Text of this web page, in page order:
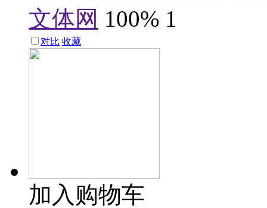
文体网 100% 1
对比 收藏
加入购物车